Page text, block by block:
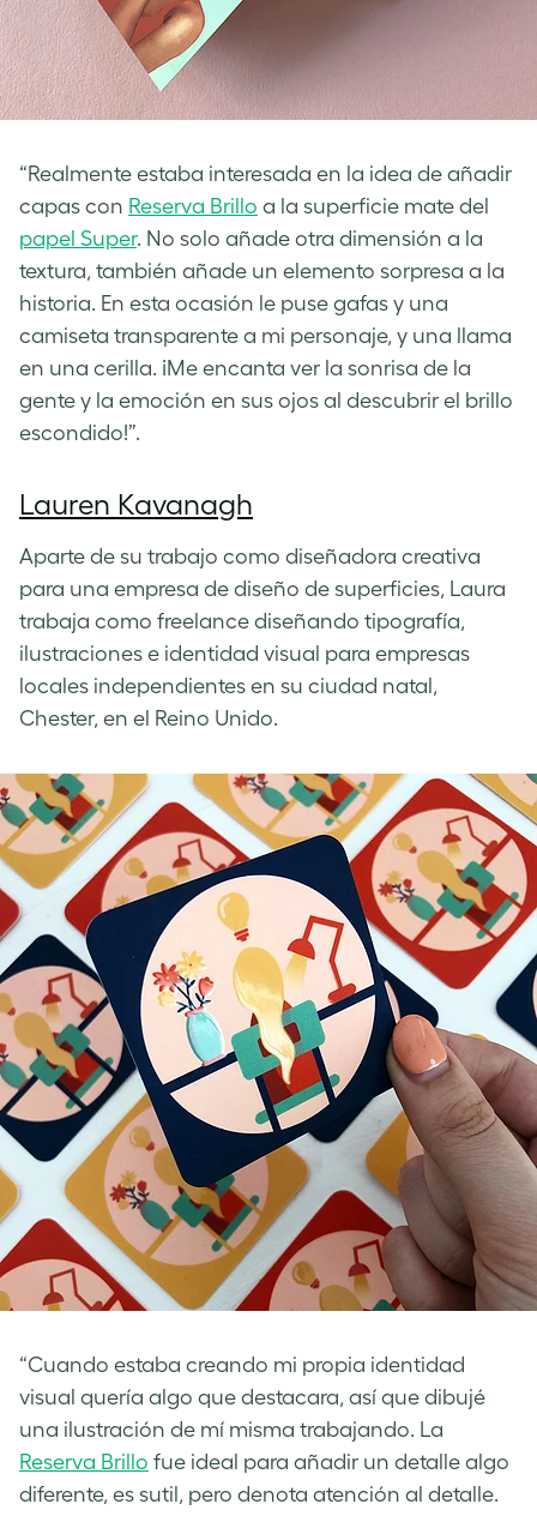
“Realmente estaba interesada en la idea de añadir
capas con Reserva Brillo a la superficie mate del
papel Super. No solo añade otra dimensión a la
textura, también añade un elemento sorpresa a la
historia. En esta ocasión le puse gafas y una
camiseta transparente a mi personaje, y una llama
en una cerilla. ¡Me encanta ver la sonrisa de la
gente y la emoción en sus ojos al descubrir el brillo
escondido!”.
Lauren Kavanagh
Aparte de su trabajo como diseñadora creativa
para una empresa de diseño de superficies, Laura
trabaja como freelance diseñando tipografía,
ilustraciones e identidad visual para empresas
locales independientes en su ciudad natal,
Chester, en el Reino Unido.
“Cuando estaba creando mi propia identidad
visual quería algo que destacara, así que dibujé
una ilustración de mí misma trabajando. La
Reserva Brillo fue ideal para añadir un detalle algo
diferente, es sutil, pero denota atención al detalle.